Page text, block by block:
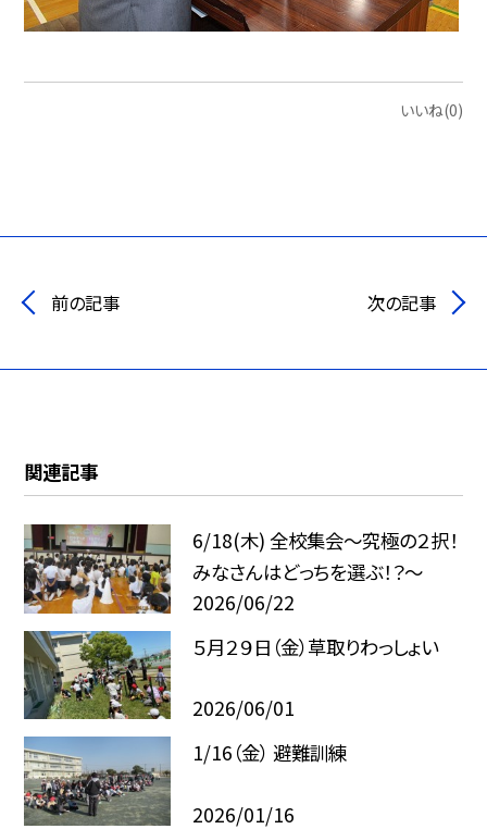
いいね(0)
前の記事 次の記事
関連記事
6/18(木) 全校集会～究極の２択！
みなさんはどっちを選ぶ！？～
2026/06/22
５月２９日（金）草取りわっしょい
2026/06/01
1/16（金） 避難訓練
2026/01/16